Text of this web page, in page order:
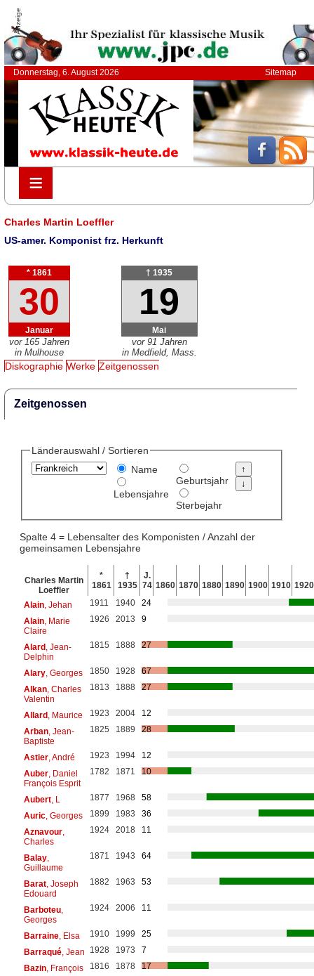
Anzeige
Donnerstag, 6. August 2026 Sitemap
≡
≡
Charles Martin Loeffler
US-amer. Komponist frz. Herkunft
* 1861
30
Januar
vor 165 Jahren
in Mulhouse
† 1935
19
Mai
vor 91 Jahren
in Medfield, Mass.
Diskographie Werke Zeitgenossen
Zeitgenossen
Länderauswahl / Sortieren
Name
Lebensjahre
Geburtsjahr
Sterbejahr
Spalte 4 = Lebensalter des Komponisten / Anzahl der
gemeinsamen Lebensjahre
Charles Martin
Loeffler
*
1861
†
1935
J.
74 1860 1870 1880 1890 1900 1910 1920
Alain, Jehan 1911 1940
24
Alain, Marie
Claire
1926 2013 9
Alard, Jean-
Delphin
1815 1888 27
Alary, Georges 1850 1928
67
Alkan, Charles
Valentin
1813 1888 27
Allard, Maurice 1923 2004
12
Arban, Jean-
Baptiste
1825 1889 28
Astier, André 1923 1994
12
Auber, Daniel
François Esprit
1782 1871 10
Aubert, L 1877 1968
58
Auric, Georges 1899 1983
36
Aznavour,
Charles
1924 2018 11
Balay,
Guillaume
1871 1943 64
Barat, Joseph
Edouard
1882 1963 53
Barboteu,
Georges
1924 2006 11
Barraine, Elsa 1910 1999
25
Barraqué, Jean 1928 1973
7
Bazin, François 1816 1878
17